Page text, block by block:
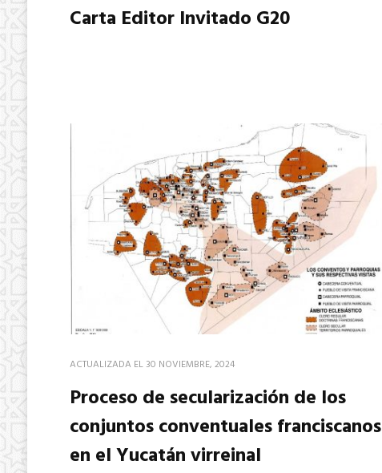
Carta Editor Invitado G20
ACTUALIZADA EL 30 NOVIEMBRE, 2024
Proceso de secularización de los
conjuntos conventuales franciscanos
en el Yucatán virreinal